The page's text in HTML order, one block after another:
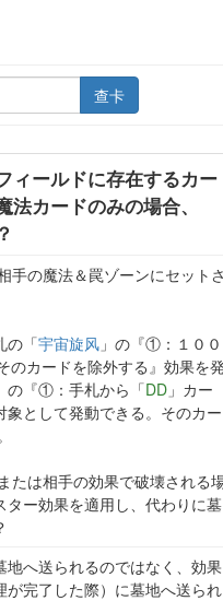
查卡
ィールドに存在するカー
カードのみの場合、
手の魔法＆罠ゾーンにセットさ
の「宇宙旋风 」の『①：１００
のカードを除外する』効果を発
の『①：手札から「DD 」カー
象として発動できる。そのカー
たは相手の効果で破壊される
ー効果を適用し、代わりに墓
へ送られるのではなく、効果
完了した際）に墓地へ送られ